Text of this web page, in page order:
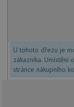
U tohoto dřezu je
zákazníka.
stránce nákupního